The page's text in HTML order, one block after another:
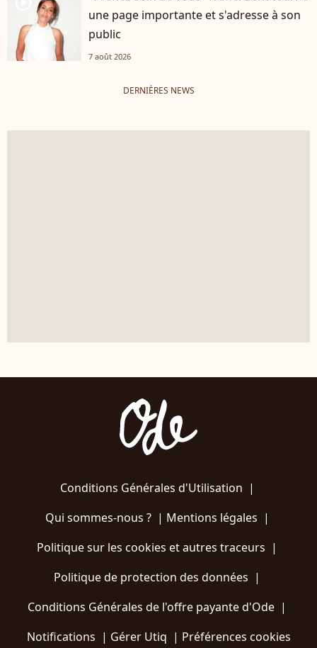
une page importante et s'adresse à son
public
7 août 2026
DERNIÈRES NEWS
Conditions Générales d'Utilisation |
Qui sommes-nous ?| Mentions légales |
Politique sur les cookies et autres traceurs |
Politique de protection des données |
Conditions Générales de l'offre payante d'Ode |
Notifications | Gérer Utiq | Préférences cookies